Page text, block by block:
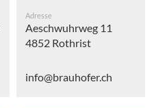
Adresse
Aeschwuhrweg 11
4852 Rothrist
info@brauhofer.ch